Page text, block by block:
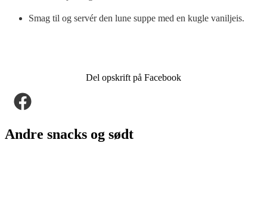
Smag til og servér den lune suppe med en kugle vaniljeis.
Del opskrift på Facebook
Andre snacks og sødt